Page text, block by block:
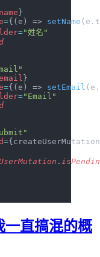
name}
={(e) => setName
="姓名"
}
={(e) => setEmail
="Email"
=
.
直搞混的概